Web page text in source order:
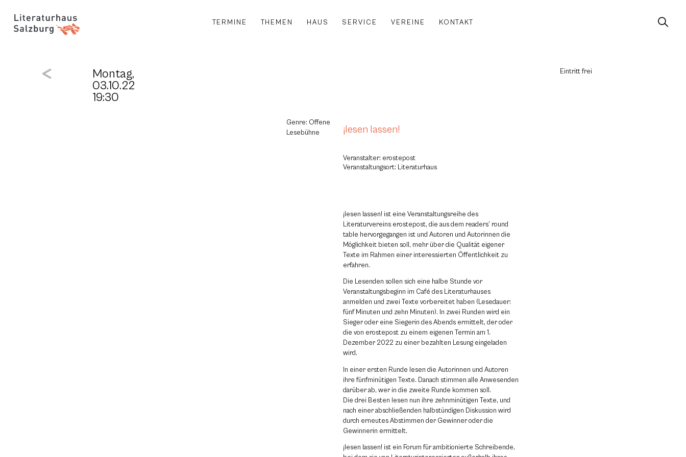
TERMINE THEMEN HAUS SERVICE VEREINE KONTAKT
Montag,
03.10.22
19:30
Eintritt frei
Genre: Offene
Lesebühne
¡lesen lassen!
Veranstalter: erostepost
Veranstaltungsort: Literaturhaus
¡lesen lassen! ist eine Veranstaltungsreihe des
Literaturvereins erostepost, die aus dem readers’ round
table hervorgegangen ist und Autoren und Autorinnen die
Möglichkeit bieten soll, mehr über die Qualität eigener
Texte im Rahmen einer interessierten Öffentlichkeit zu
erfahren.
Die Lesenden sollen sich eine halbe Stunde vor
Veranstaltungsbeginn im Café des Literaturhauses
anmelden und zwei Texte vorbereitet haben (Lesedauer:
fünf Minuten und zehn Minuten). In zwei Runden wird ein
Sieger oder eine Siegerin des Abends ermittelt, der oder
die von erostepost zu einem eigenen Termin am 1.
Dezember 2022 zu einer bezahlten Lesung eingeladen
wird.
In einer ersten Runde lesen die Autorinnen und Autoren
ihre fünfminütigen Texte. Danach stimmen alle Anwesenden
darüber ab, wer in die zweite Runde kommen soll.
Die drei Besten lesen nun ihre zehnminütigen Texte, und
nach einer abschließenden halbstündigen Diskussion wird
durch erneutes Abstimmen der Gewinner oder die
Gewinnerin ermittelt.
¡lesen lassen! ist ein Forum für ambitionierte Schreibende,